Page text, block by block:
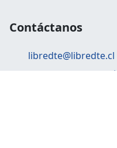
Contáctanos
libredte@libredte.cl
Agendar una reunión